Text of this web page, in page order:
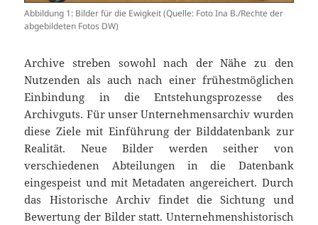
Abbildung 1: Bilder für die Ewigkeit (Quelle: Foto Ina B./Rechte der
abgebildeten Fotos DW)
Archive streben sowohl nach der Nähe zu den
Nutzenden als auch nach einer frühestmöglichen
Einbindung in die Entstehungsprozesse des
Archivguts. Für unser Unternehmensarchiv wurden
diese Ziele mit Einführung der Bilddatenbank zur
Realität. Neue Bilder werden seither von
verschiedenen Abteilungen in die Datenbank
eingespeist und mit Metadaten angereichert. Durch
das Historische Archiv findet die Sichtung und
Bewertung der Bilder statt. Unternehmenshistorisch